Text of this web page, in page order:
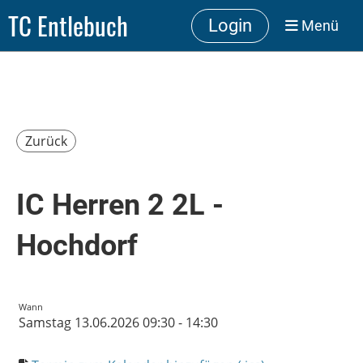
TC Entlebuch Login Menü
Zurück
IC Herren 2 2L -
Hochdorf
Wann
Samstag 13.06.2026 09:30 - 14:30